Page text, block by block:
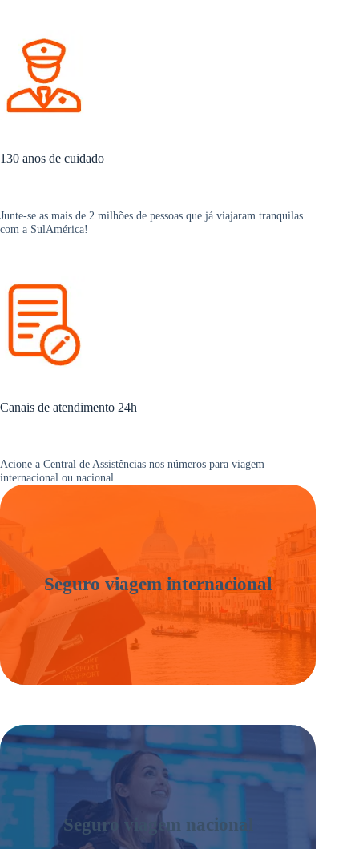
130 anos de cuidado
Junte-se as mais de 2 milhões de pessoas que já viajaram tranquilas
com a SulAmérica!
Canais de atendimento 24h
Acione a Central de Assistências nos números para viagem
internacional ou nacional.
Seguro viagem internacional
Seguro viagem nacional